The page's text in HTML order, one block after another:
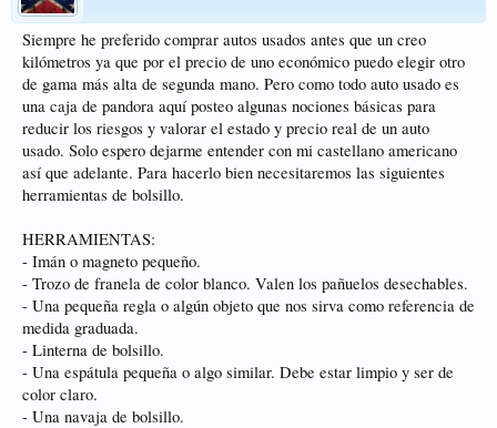
Siempre he preferido comprar autos usados antes que un creo
kilómetros ya que por el precio de uno económico puedo elegir otro
de gama más alta de segunda mano. Pero como todo auto usado es
una caja de pandora aquí posteo algunas nociones básicas para
reducir los riesgos y valorar el estado y precio real de un auto
usado. Solo espero dejarme entender con mi castellano americano
así que adelante. Para hacerlo bien necesitaremos las siguientes
herramientas de bolsillo.
HERRAMIENTAS:
- Imán o magneto pequeño.
- Trozo de franela de color blanco. Valen los pañuelos desechables.
- Una pequeña regla o algún objeto que nos sirva como referencia de
medida graduada.
- Linterna de bolsillo.
- Una espátula pequeña o algo similar. Debe estar limpio y ser de
color claro.
- Una navaja de bolsillo.